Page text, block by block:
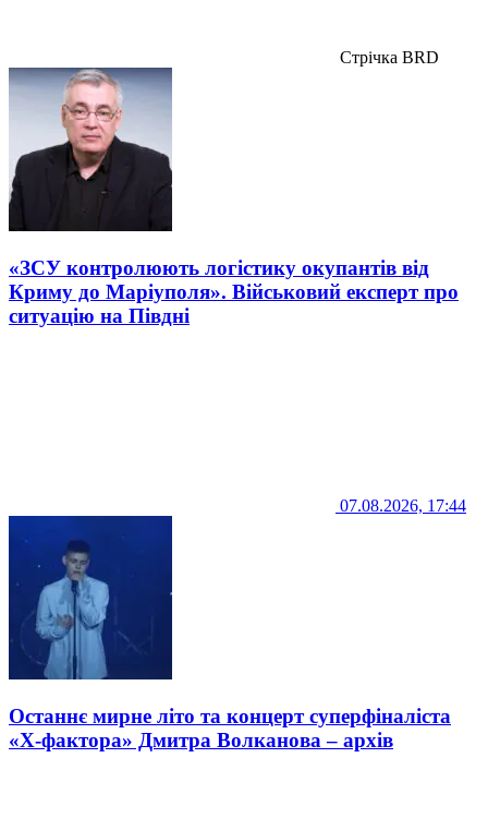
Стрічка BRD
«ЗСУ контролюють логістику окупантів від
Криму до Маріуполя». Військовий експерт про
ситуацію на Півдні
07.08.2026, 17:44
Останнє мирне літо та концерт суперфіналіста
«Х-фактора» Дмитра Волканова – архів